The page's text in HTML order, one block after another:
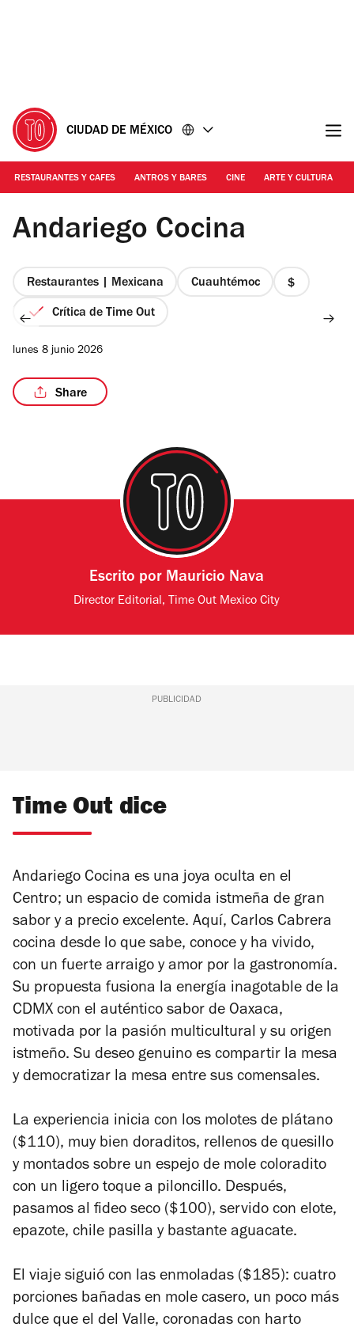
CIUDAD DE MÉXICO
RESTAURANTES Y CAFES ANTROS Y BARES CINE ARTE Y CULTURA
Mauricio Nava | Andariego Cocina
Andariego Cocina
Restaurantes | Mexicana Cuauhtémoc
precio
Crítica de Time Out
lunes 8 junio 2026
Share
Escrito por Mauricio Nava
Director Editorial, Time Out Mexico City
PUBLICIDAD
Time Out dice
Andariego Cocina es una joya oculta en el
Centro; un espacio de comida istmeña de gran
sabor y a precio excelente. Aquí, Carlos Cabrera
cocina desde lo que sabe, conoce y ha vivido,
con un fuerte arraigo y amor por la gastronomía.
Su propuesta fusiona la energía inagotable de la
CDMX con el auténtico sabor de Oaxaca,
motivada por la pasión multicultural y su origen
istmeño. Su deseo genuino es compartir la mesa
y democratizar la mesa entre sus comensales.
La experiencia inicia con los molotes de plátano
($110), muy bien doraditos, rellenos de quesillo
y montados sobre un espejo de mole coloradito
con un ligero toque a piloncillo. Después,
pasamos al fideo seco ($100), servido con elote,
epazote, chile pasilla y bastante aguacate.
El viaje siguió con las enmoladas ($185): cuatro
porciones bañadas en mole casero, un poco más
dulce que el del Valle, coronadas con harto